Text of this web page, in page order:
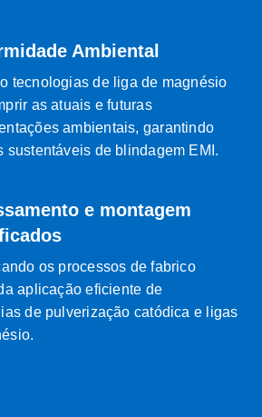
Ambiental
tecnologias de liga de magnésio
as atuais e futuras
ambientais, garantindo
sustentáveis ​​de blindagem EMI.
e montagem
os processos de fabrico
aplicação eficiente de
de pulverização catódica e ligas